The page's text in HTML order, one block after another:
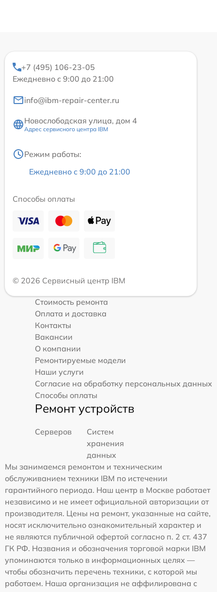
+7 (495) 106-23-05
Ежедневно с 9:00 до 21:00
info@ibm-repair-center.ru
Новослободская улица, дом 4
Адрес сервисного центра IBM
Режим работы:
Ежедневно с 9:00 до 21:00
Способы оплаты
© 2026 Сервисный центр IBM
Стоимость ремонта
Оплата и доставка
Контакты
Вакансии
О компании
Ремонтируемые модели
Наши услуги
Согласие на обработку персональных данных
Способы оплаты
Ремонт устройств
Серверов
Систем
хранения
данных
Мы занимаемся ремонтом и техническим
обслуживанием техники IBM по истечении
гарантийного периода. Наш центр в Москве работает
независимо и не имеет официальной авторизации от
производителя. Цены на ремонт, указанные на сайте,
носят исключительно ознакомительный характер и
не являются публичной офертой согласно п. 2 ст. 437
ГК РФ. Названия и обозначения торговой марки IBM
упоминаются только в информационных целях —
чтобы обозначить перечень техники, с которой мы
работаем. Наша организация не аффилирована с